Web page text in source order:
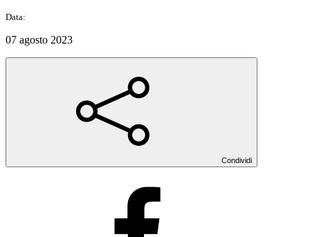
Data:
07 agosto 2023
Condividi